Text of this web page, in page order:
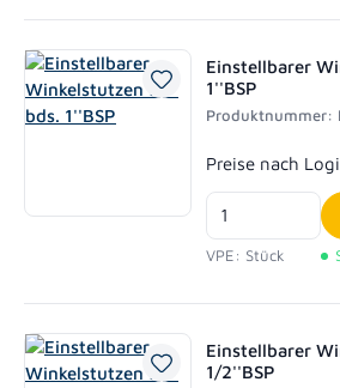
Einstellbarer
1''BSP
Produktnummer:
Regulärer Preis:
Preise nach
VPE: Stück
Einstellbarer
1/2''BSP